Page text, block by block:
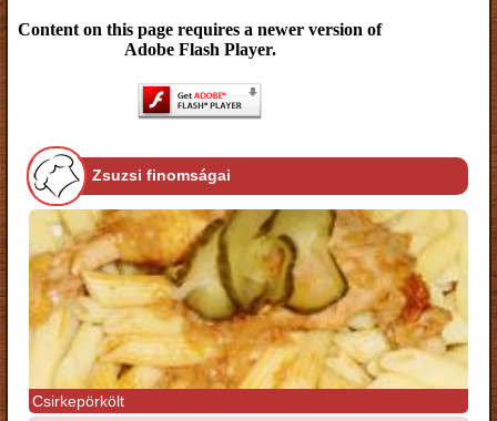
Content on this page requires a newer version of
Adobe Flash Player.
Zsuzsi finomságai
Csirkepörkölt